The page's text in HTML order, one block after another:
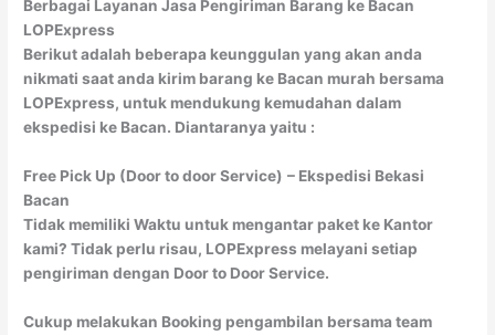
Berbagai Layanan Jasa Pengiriman Barang ke Bacan
LOPExpress
Berikut adalah beberapa keunggulan yang akan anda
nikmati saat anda kirim barang ke Bacan murah bersama
LOPExpress, untuk mendukung kemudahan dalam
ekspedisi ke Bacan. Diantaranya yaitu :
Free Pick Up (Door to door Service) – Ekspedisi Bekasi
Bacan
Tidak memiliki Waktu untuk mengantar paket ke Kantor
kami? Tidak perlu risau, LOPExpress melayani setiap
pengiriman dengan Door to Door Service.
Cukup melakukan Booking pengambilan bersama team